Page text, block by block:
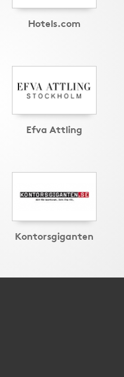
Hotels.com
Efva Attling
Kontorsgiganten